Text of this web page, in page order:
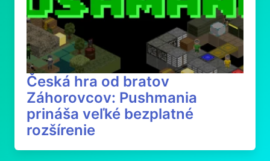
Česká hra od bratov
Záhorovcov: Pushmania
prináša veľké bezplatné
rozšírenie